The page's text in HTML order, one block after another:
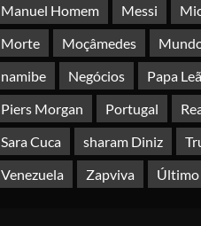
Manuel Homem
Messi
Morte
Moçâmedes
namibe
Negócios
Papa
Piers Morgan
Portugal
Sara Cuca
sharam Diniz
Venezuela
Zapviva